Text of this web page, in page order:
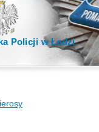
Policji w Łodzi